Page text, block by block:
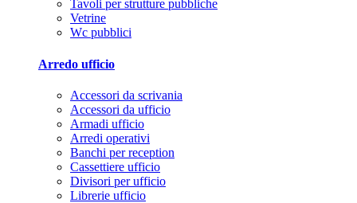
Tavoli per strutture pubbliche
Vetrine
Wc pubblici
Arredo ufficio
Accessori da scrivania
Accessori da ufficio
Armadi ufficio
Arredi operativi
Banchi per reception
Cassettiere ufficio
Divisori per ufficio
Librerie ufficio